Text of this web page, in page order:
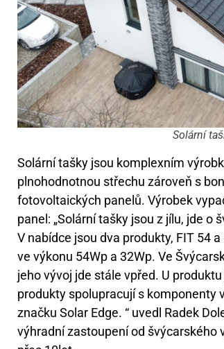
Solární
Solární tašky jsou komplexním
plnohodnotnou střechu zároveň s
fotovoltaických panelů. Výrobek
panel: „Solární tašky jsou z jílu, jde o
V nabídce jsou dva produkty, FIT 54
ve výkonu 54Wp a 32Wp. Ve
jeho vývoj jde stále vpřed. U
produkty spolupracují s komponenty
značku Solar Edge. “ uvedl Radek
výhradní zastoupení od švýcarského